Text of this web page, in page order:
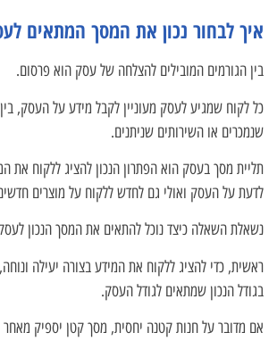
איך לבחור נכון את המסך המתאים
בין הגורמים המובילים להצלחה של עסק הוא פרסום.
כל לקוח שמגיע לעסק מעוניין לקבל מידע על העסק,
שנמכרים או השירותים שניתנים.
תליית מסך בעסק הוא הפתרון הנכון להציג ללקוח את
לדעת על העסק ואולי גם לחדש ללקוח על מוצרים
נשאלת השאלה כיצד נוכל להתאים את המסך הנכון
ראשית, כדי להציג ללקוח את המידע בצורה יעילה
בגודל הנכון שמתאים לגודל העסק.
אם מדובר על חנות קטנה יחסית, מסך קטן יספיק מאחר